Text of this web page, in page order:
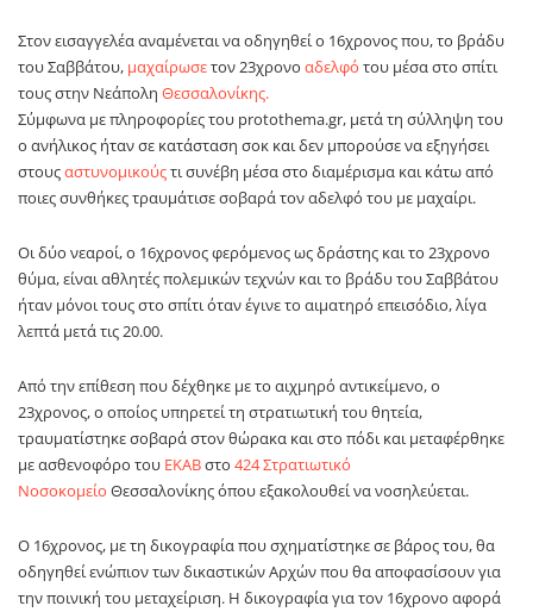
Στον εισαγγελέα αναμένεται να οδηγηθεί ο 16χρονος που, το βράδυ
του Σαββάτου, μαχαίρωσετον 23χρονο αδελφό του μέσα στο σπίτι
τους στην Νεάπολη Θεσσαλονίκης.
Σύμφωνα με πληροφορίες του protothema.gr, μετά τη σύλληψη του
ο ανήλικος ήταν σε κατάσταση σοκ και δεν μπορούσε να εξηγήσει
στουςαστυνομικούςτι συνέβη μέσα στο διαμέρισμα και κάτω από
ποιες συνθήκες τραυμάτισε σοβαρά τον αδελφό του με μαχαίρι.
Οι δύο νεαροί, ο 16χρονος φερόμενος ως δράστης και το 23χρονο
θύμα, είναι αθλητές πολεμικών τεχνών και το βράδυ του Σαββάτου
ήταν μόνοι τους στο σπίτι όταν έγινε το αιματηρό επεισόδιο, λίγα
λεπτά μετά τις 20.00.
Από την επίθεση που δέχθηκε με το αιχμηρό αντικείμενο, ο
23χρονος, ο οποίος υπηρετεί τη στρατιωτική του θητεία,
τραυματίστηκε σοβαρά στον θώρακα και στο πόδι και μεταφέρθηκε
με ασθενοφόρο του ΕΚΑΒστο 424 Στρατιωτικό
Νοσοκομείο Θεσσαλονίκης όπου εξακολουθεί να νοσηλεύεται.
Ο 16χρονος, με τη δικογραφία που σχηματίστηκε σε βάρος του, θα
οδηγηθεί ενώπιον των δικαστικών Αρχών που θα αποφασίσουν για
την ποινική του μεταχείριση. Η δικογραφία για τον 16χρονο αφορά